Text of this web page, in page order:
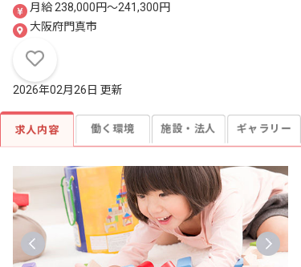
月給 238,000円〜241,300円
大阪府門真市
2026年02月26日 更新
求人内容 働く環境 施設・法人 ギャラリー